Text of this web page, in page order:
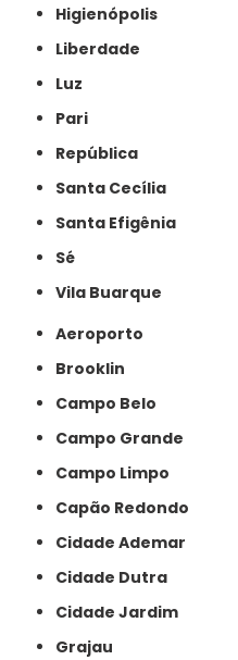
Higienópolis
Liberdade
Luz
Pari
República
Santa Cecília
Santa Efigênia
Sé
Vila Buarque
Aeroporto
Brooklin
Campo Belo
Campo Grande
Campo Limpo
Capão Redondo
Cidade Ademar
Cidade Dutra
Cidade Jardim
Grajau